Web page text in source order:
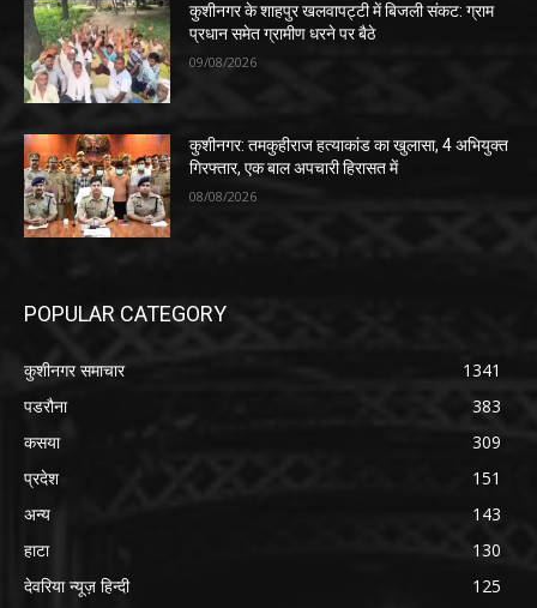
कुशीनगर के शाहपुर खलवापट्टी में बिजली संकट: ग्राम
प्रधान समेत ग्रामीण धरने पर बैठे
09/08/2026
कुशीनगर: तमकुहीराज हत्याकांड का खुलासा, 4 अभियुक्त
गिरफ्तार, एक बाल अपचारी हिरासत में
08/08/2026
POPULAR CATEGORY
कुशीनगर समाचार
1341
पडरौना
383
कसया
309
प्रदेश
151
अन्य
143
हाटा
130
देवरिया न्यूज़ हिन्दी
125